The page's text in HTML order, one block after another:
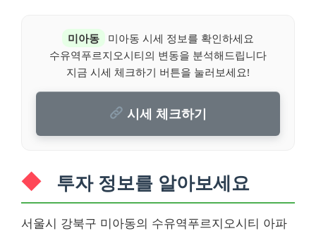
미아동
미아동 시세 정보를 확인하세요
수유역푸르지오시티의 변동을 분석해드립니다
지금 시세 체크하기 버튼을 눌러보세요!
시세 체크하기
투자 정보를 알아보세요
서울시 강북구 미아동의 수유역푸르지오시티 아파